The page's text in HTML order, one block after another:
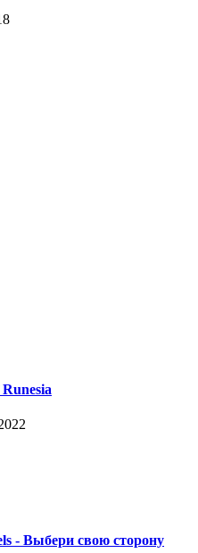
- Выбери свою сторону